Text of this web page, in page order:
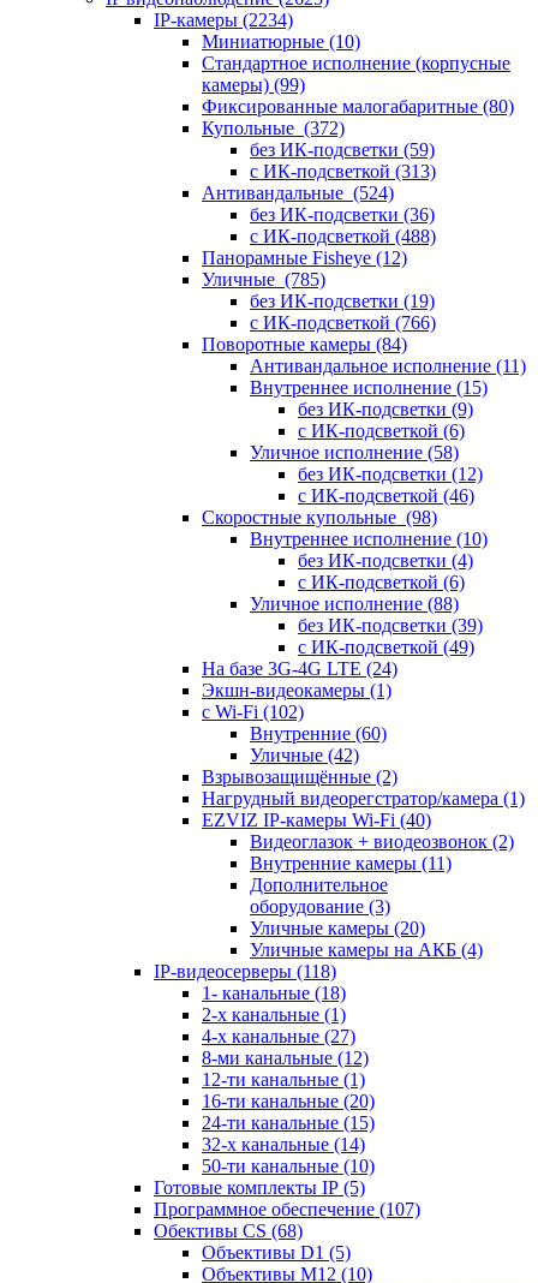
IP-камеры (2234)
Миниатюрные (10)
Стандартное исполнение (корпусные
камеры) (99)
Фиксированные малогабаритные (80)
Купольные (372)
без ИК-подсветки (59)
с ИК-подсветкой (313)
Антивандальные (524)
без ИК-подсветки (36)
с ИК-подсветкой (488)
Панорамные Fisheye (12)
Уличные (785)
без ИК-подсветки (19)
с ИК-подсветкой (766)
Поворотные камеры (84)
Антивандальное исполнение (11)
Внутреннее исполнение (15)
без ИК-подсветки (9)
с ИК-подсветкой (6)
Уличное исполнение (58)
без ИК-подсветки (12)
с ИК-подсветкой (46)
Скоростные купольные (98)
Внутреннее исполнение (10)
без ИК-подсветки (4)
с ИК-подсветкой (6)
Уличное исполнение (88)
без ИК-подсветки (39)
с ИК-подсветкой (49)
На базе 3G-4G LTE (24)
Экшн-видеокамеры (1)
с Wi-Fi (102)
Внутренние (60)
Уличные (42)
Взрывозащищённые (2)
Нагрудный видеорегстратор/камера (1)
EZVIZ IP-камеры Wi-Fi (40)
Видеоглазок + виодеозвонок (2)
Внутренние камеры (11)
Дополнительное
оборудование (3)
Уличные камеры (20)
Уличные камеры на АКБ (4)
IP-видеосерверы (118)
1- канальные (18)
2-х канальные (1)
4-х канальные (27)
8-ми канальные (12)
12-ти канальные (1)
16-ти канальные (20)
24-ти канальные (15)
32-х канальные (14)
50-ти канальные (10)
Готовые комплекты IP (5)
Программное обеспечение (107)
Обективы CS (68)
Объективы D1 (5)
Объективы M12 (10)